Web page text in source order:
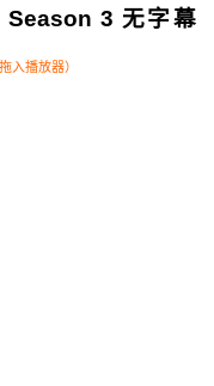
3 无字幕
入播放器）